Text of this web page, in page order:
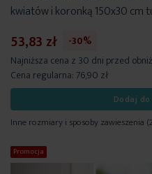
kwiatów i koronką 150x30 cm
53,83 zł
-30%
Najniższa cena z 30 dni przed
Cena regularna: 76,90 zł
Dodaj
Inne rozmiary i sposoby zawieszenia
Promocja